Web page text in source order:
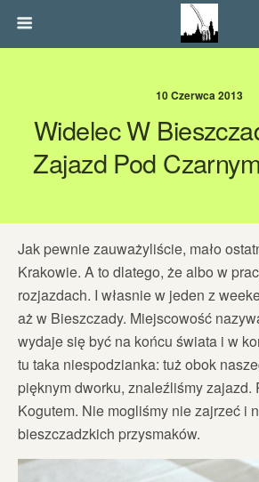
10 Czerwca 2013
Widelec W
Zajazd Pod
Jak pewnie zauważyliście, mało
Krakowie. A to dlatego, że albo w
rozjazdach. I własnie w jeden z
aż w Bieszczady. Miejscowość
wydaje się być na końcu świata i w
tu taka niespodzianka: tuż obok
pięknym dworku, znaleźliśmy zajazd.
Kogutem. Nie mogliśmy nie zajrzeć i
bieszczadzkich przysmaków.